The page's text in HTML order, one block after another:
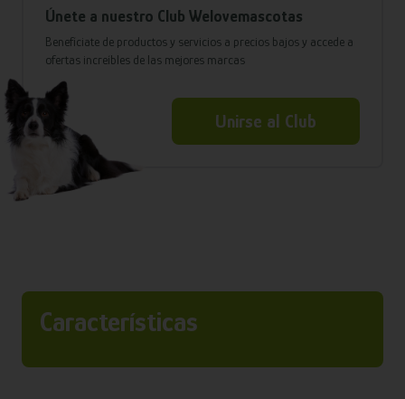
Únete a nuestro Club Welovemascotas
Benefíciate de productos y servicios a precios bajos y accede a
ofertas increíbles de las mejores marcas
Unirse al Club
Características